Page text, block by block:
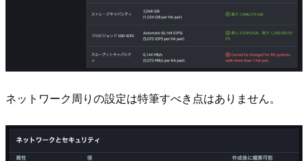
ネットワーク周りの設定は特筆すべき点はありません。